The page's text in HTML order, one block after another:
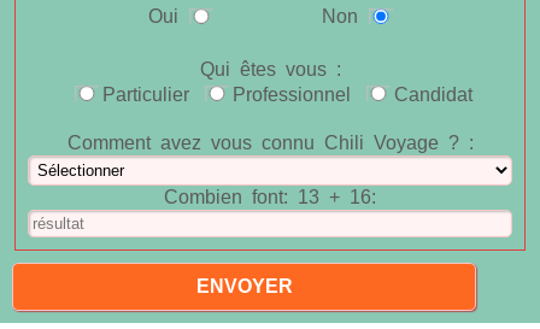
Oui
Non
Qui êtes vous :
Particulier
Professionnel Candidat
Comment avez vous connu Chili Voyage ? :
Combien font: 13 + 16: